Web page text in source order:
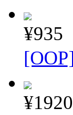
¥935
¥1920